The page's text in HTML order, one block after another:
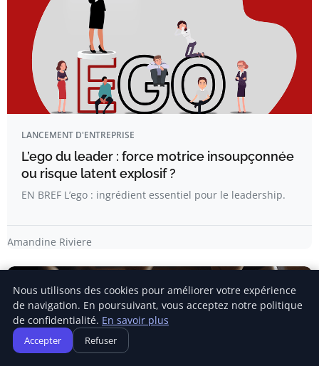
LANCEMENT D'ENTREPRISE
L’ego du leader : force motrice insoupçonnée
ou risque latent explosif ?
EN BREF L’ego : ingrédient essentiel pour le leadership.
Amandine Riviere
Nous utilisons des cookies pour améliorer votre expérience
de navigation. En poursuivant, vous acceptez notre politique
de confidentialité. En savoir plus
Accepter Refuser